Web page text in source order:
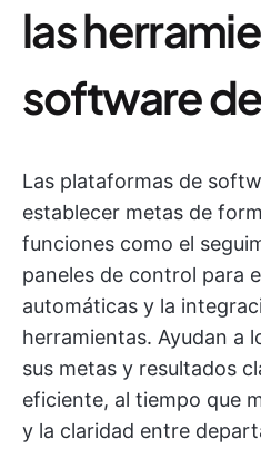
las
software
Las plataformas de
establecer metas de
funciones como el
paneles de control para
automáticas y la
herramientas. Ayudan a
sus metas y resultados
eficiente, al tiempo que
y la claridad entre